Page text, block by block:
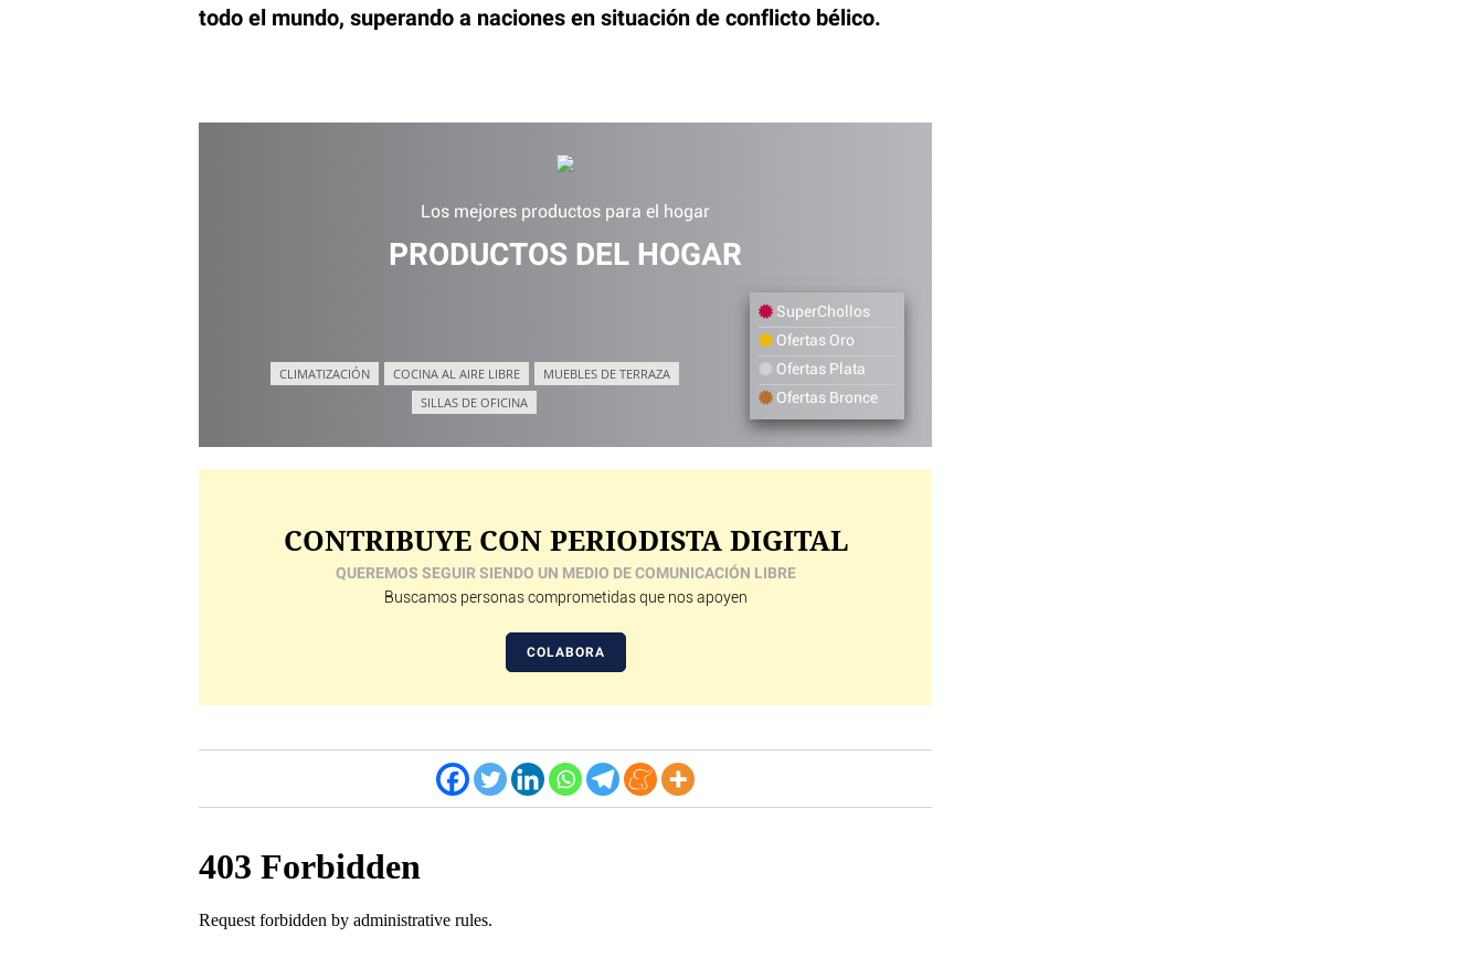
todo el mundo, superando a naciones en situación de conflicto bélico.
Los mejores productos para el hogar
PRODUCTOS DEL HOGAR
CLIMATIZACIÓN COCINA AL AIRE LIBRE
MUEBLES DE TERRAZA
SILLAS DE OFICINA
SuperChollos
Ofertas Oro
Ofertas Plata
Ofertas Bronce
CONTRIBUYE CON PERIODISTA DIGITAL
QUEREMOS SEGUIR SIENDO UN MEDIO DE COMUNICACIÓN LIBRE
Buscamos personas comprometidas que nos apoyen
COLABORA